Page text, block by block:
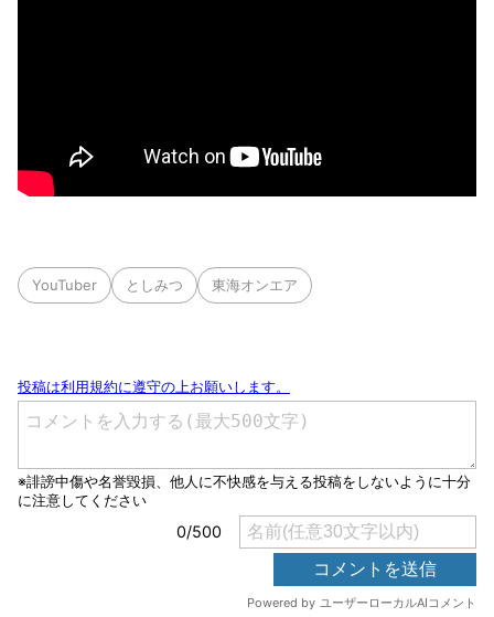
YouTuber としみつ 東海オンエア